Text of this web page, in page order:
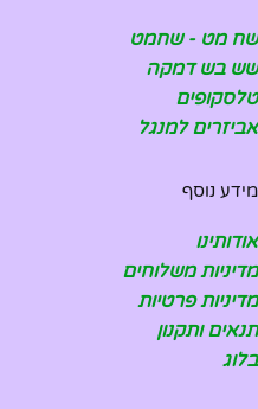
שח מט - שחמט
שש בש דמקה
טלסקופים
אביזרים למנגל
מידע נוסף
אודותינו
מדיניות משלוחים
מדיניות פרטיות
תנאים ותקנון
בלוג